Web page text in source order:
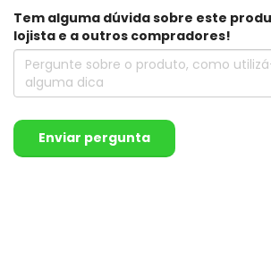
Tem alguma dúvida sobre este
lojista e a outros compradores!
Enviar pergunta